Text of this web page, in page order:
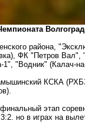
района,
ФК "Петров
"Водник" (Калач-
КСКА
этап
но в играх на